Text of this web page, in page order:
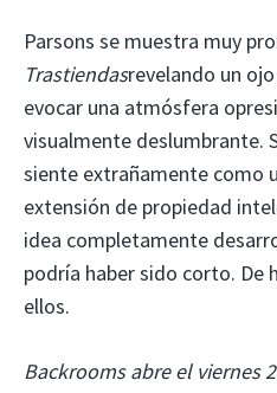
Parsons se muestra muy
Trastiendasrevelando un
evocar una atmósfera
visualmente deslumbrante.
siente extrañamente como
extensión de propiedad
idea completamente
podría haber sido corto. De
ellos.
Backrooms abre el viernes